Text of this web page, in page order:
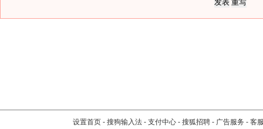
设置首页 - 搜狗输入法 - 支付中心 - 搜狐招聘 - 广告服务 - 客